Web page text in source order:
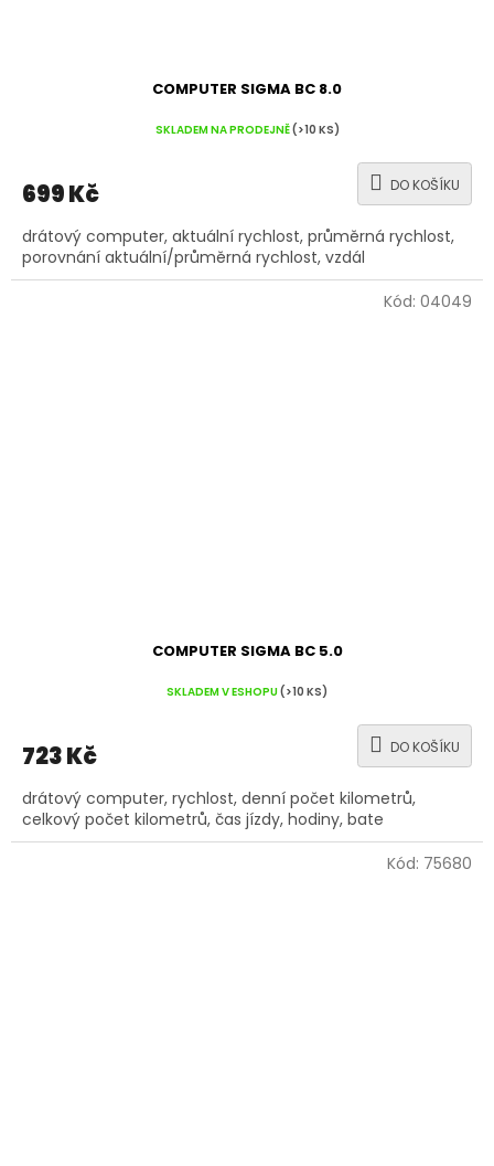
COMPUTER SIGMA BC 8.0
SKLADEM NA PRODEJNĚ(>10 KS)
699 Kč DO KOŠÍKU
drátový computer, aktuální rychlost, průměrná rychlost,
porovnání aktuální/průměrná rychlost, vzdál
COMPUTER SIGMA BC 5.0
SKLADEM V ESHOPU(>10 KS)
723 Kč DO KOŠÍKU
drátový computer, rychlost, denní počet kilometrů,
celkový počet kilometrů, čas jízdy, hodiny, bate
Kód: 04049
Kód: 75680